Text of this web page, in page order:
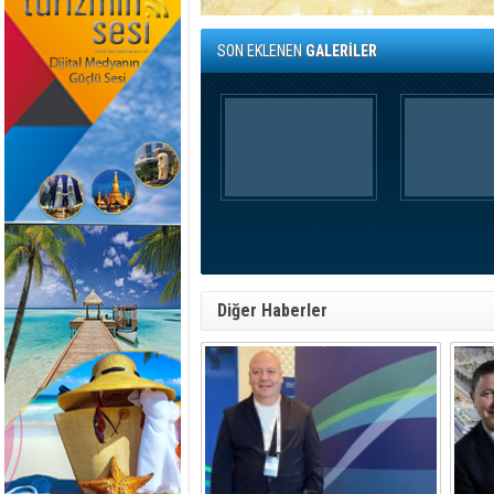
SON EKLENENGALERİLER
Diğer Haberler